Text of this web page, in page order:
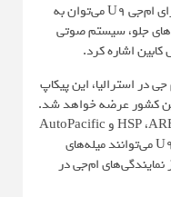
ازجمله امکانات رفاهی و ایمنی تأیید شده برای ام‌جی U9 می‌توان به
جلو، سیستم صوتی
در استرالیا، این پیکاپ
این کشور عرضه خواهد شد.
ام‌جی با تیونرهای محلی استرالیایی ازجمله HSP ،ARB و AutoPacific
نیز همکاری دارد. بنابراین خریداران ام‌جی U9 می‌توانند میله‌های
نمایندگی‌های ام‌جی در